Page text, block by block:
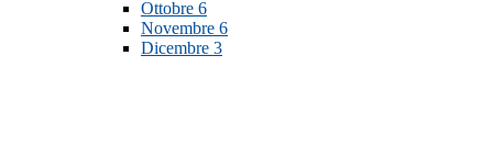
Ottobre 6
Novembre 6
Dicembre 3